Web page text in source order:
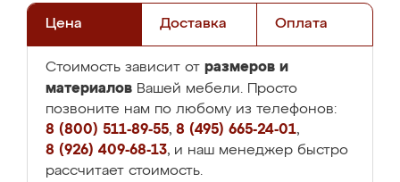
Цена Доставка Оплата
Стоимость зависит от размеров и
материалов Вашей мебели. Просто
позвоните нам по любому из телефонов:
8 (800) 511-89-55, 8 (495) 665-24-01,
8 (926) 409-68-13, и наш менеджер быстро
рассчитает стоимость.